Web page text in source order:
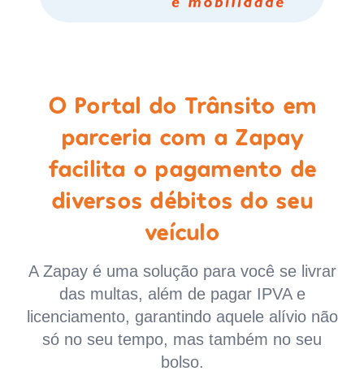
O Portal do Trânsito em
parceria com a Zapay
facilita o pagamento de
diversos débitos do seu
veículo
A Zapay é uma solução para você se livrar
das multas, além de pagar IPVA e
licenciamento, garantindo aquele alívio não
só no seu tempo, mas também no seu
bolso.